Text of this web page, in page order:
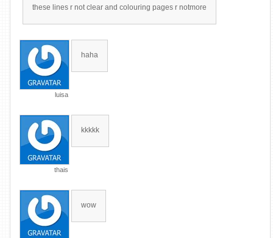
these lines r not clear and colouring pages r notmore
luisa
haha
thais
kkkkk
wow